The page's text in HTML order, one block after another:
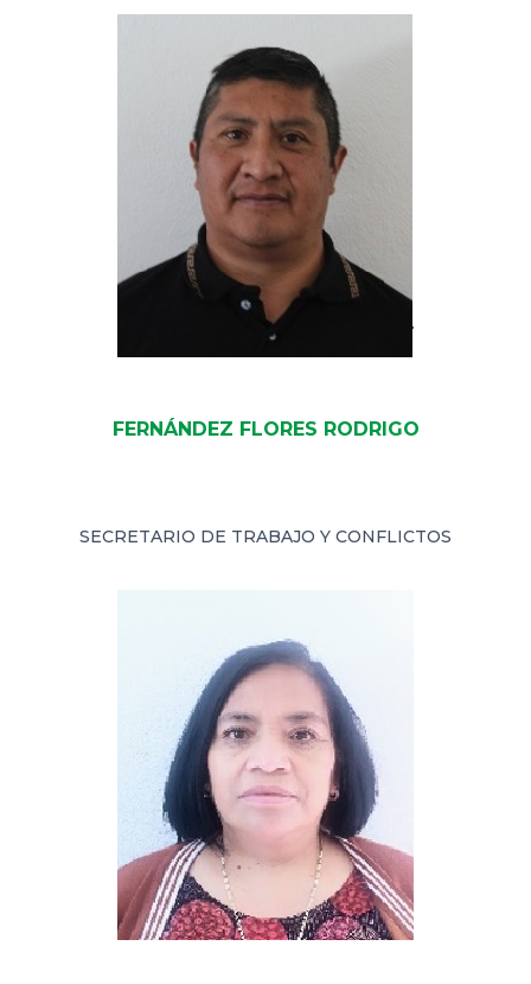
FERNÁNDEZ FLORES RODRIGO
SECRETARIO DE TRABAJO Y CONFLICTOS